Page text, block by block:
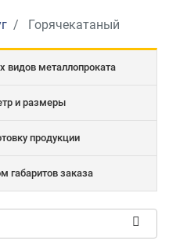
Горячекатаный
видов металлопроката
и размеры
продукции
габаритов заказа